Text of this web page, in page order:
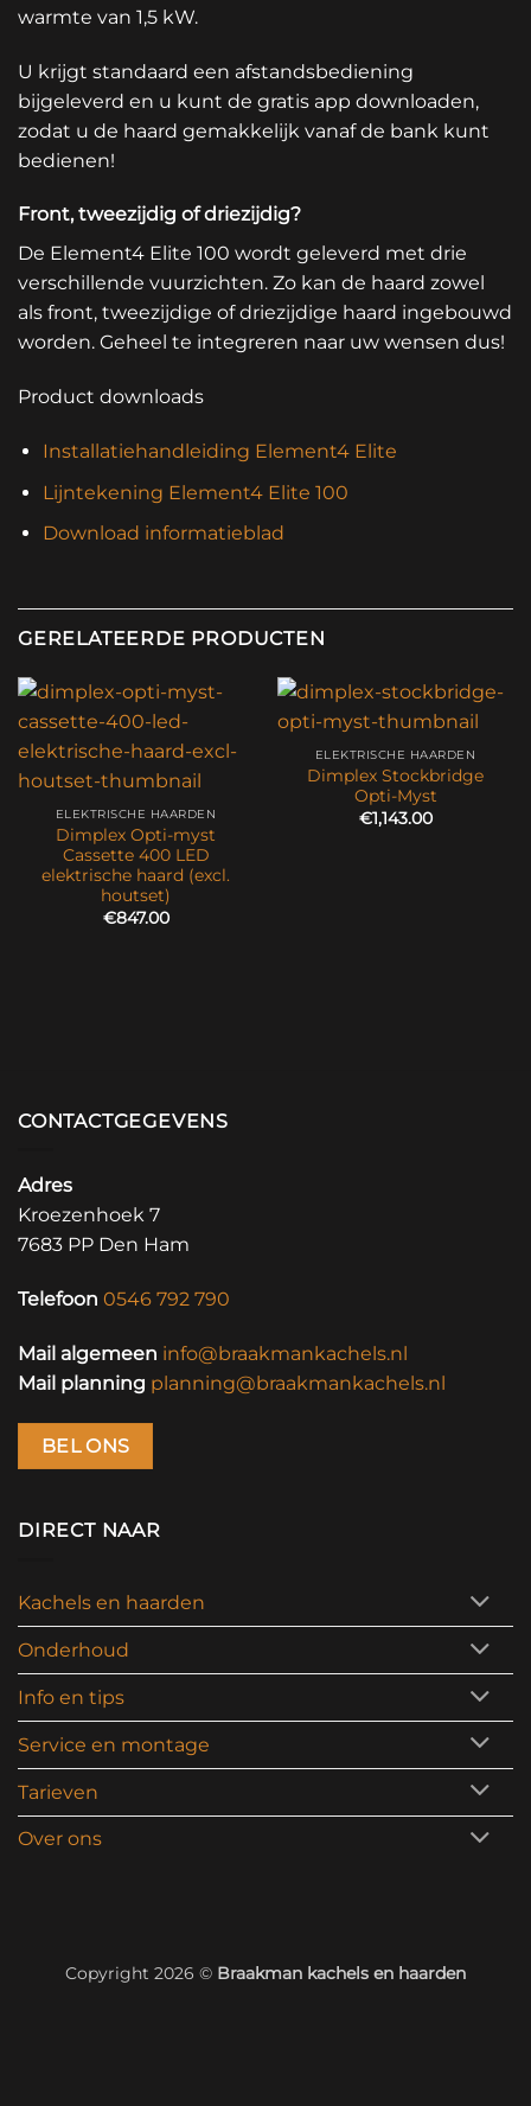
warmte van 1,5 kW.
U krijgt standaard een afstandsbediening
bijgeleverd en u kunt de gratis app downloaden,
zodat u de haard gemakkelijk vanaf de bank kunt
bedienen!
Front, tweezijdig of driezijdig?
De Element4 Elite 100 wordt geleverd met drie
verschillende vuurzichten. Zo kan de haard zowel
als front, tweezijdige of driezijdige haard ingebouwd
worden. Geheel te integreren naar uw wensen dus!
Product downloads
Installatiehandleiding Element4 Elite
Lijntekening Element4 Elite 100
Download informatieblad
GERELATEERDE PRODUCTEN
ELEKTRISCHE HAARDEN
Dimplex Opti-myst
Cassette 400 LED
elektrische haard (excl.
houtset)
€847.00
ELEKTRISCHE HAARDEN
Dimplex Stockbridge
Opti-Myst
€1,143.00
CONTACTGEGEVENS
Adres
Kroezenhoek 7
7683 PP Den Ham
Telefoon 0546 792 790
Mail algemeen info@braakmankachels.nl
Mail planning planning@braakmankachels.nl
BEL ONS
DIRECT NAAR
Kachels en haarden
Onderhoud
Info en tips
Service en montage
Tarieven
Over ons
Copyright 2026 © Braakman kachels en haarden